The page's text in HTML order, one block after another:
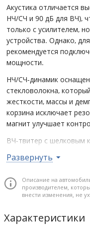
Акустика отличается
НЧ/СЧ и 90 дБ для ВЧ),
только с усилителем,
устройства. Однако,
рекомендуется
мощности.
НЧ/СЧ-динамик
стекловолокна,
жесткости, массы и
корзина исключает
магнит улучшает
ВЧ-твитер с шелковым
воспроизведение
звукопрозрачная
повреждения.
Почему стоит купить
Развернуть
Описание на
производителем,
внести изменения, не
Характеристики